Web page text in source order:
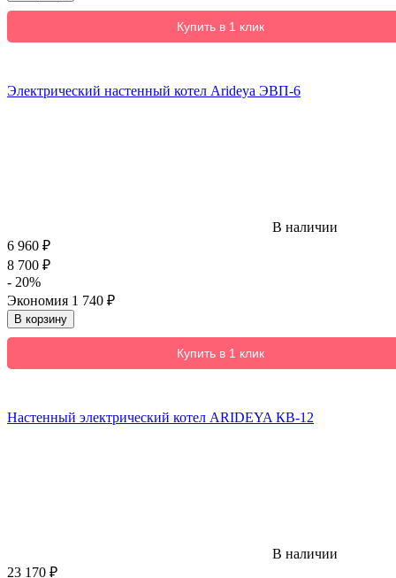
Купить в 1 клик
Электрический настенный котел Arideya ЭВП-6
В наличии
6 960 ₽
8 700 ₽
- 20%
Экономия 1 740 ₽
В корзину
Купить в 1 клик
Настенный электрический котел ARIDEYA КВ-12
В наличии
23 170 ₽